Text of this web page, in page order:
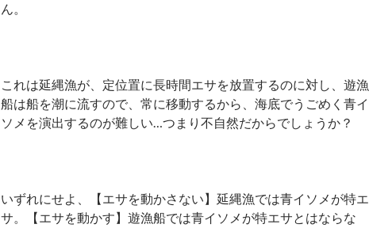
ん。
これは延縄漁が、定位置に長時間エサを放置するのに対し、遊漁
船は船を潮に流すので、常に移動するから、海底でうごめく青イ
ソメを演出するのが難しい…つまり不自然だからでしょうか？
いずれにせよ、【エサを動かさない】延縄漁では青イソメが特エ
サ。【エサを動かす】遊漁船では青イソメが特エサとはならな